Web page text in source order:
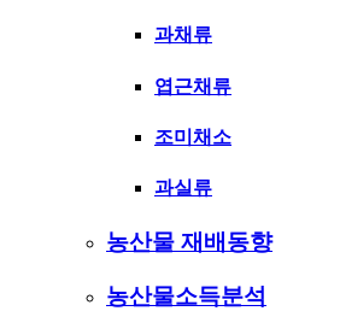
과채류
엽근채류
조미채소
과실류
농산물 재배동향
농산물소득분석